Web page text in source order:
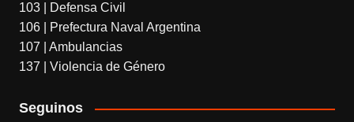
103 | Defensa Civil
106 | Prefectura Naval Argentina
107 | Ambulancias
137 | Violencia de Género
Seguinos